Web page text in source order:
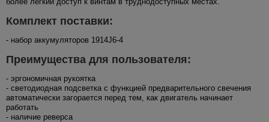
Комплект поставки:
- набор аккумуляторов 1914J6-4
Преимущества для пользователя:
- эргономичная рукоятка
- светодиодная подсветка с функцией предварительного свечения
автоматически загорается перед тем, как двигатель начинает
работать
- наличие реверса